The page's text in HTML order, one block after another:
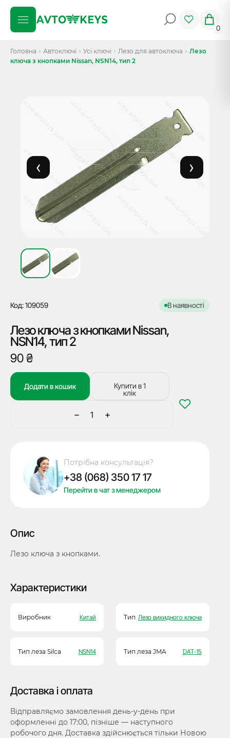
0
Головна Автоключі Усі ключі Лезо для автоключа
Лезо
ключа з кнопками Nissan, NSN14, тип 2
Код: 109059 В наявності
Лезо ключа з кнопками Nissan,
NSN14, тип 2
90₴
−
Лезо
Nissan,
NSN14,
тип
+
Додати в кошик
Купити в 1
клік
Потрібна консультація?
+38 (068) 350 17 17
Перейти в чат з менеджером
Опис
Лезо ключа з кнопками.
Характеристики
Виробник Китай Тип Лезо викидного ключа
Тип леза Silca NSN14 Тип леза JMA DAT-15
Доставка і оплата
Відправляємо замовлення день-у-день при
оформленні до 17:00, пізніше — наступного
робочого дня. Доставка здійснюється тільки Новою